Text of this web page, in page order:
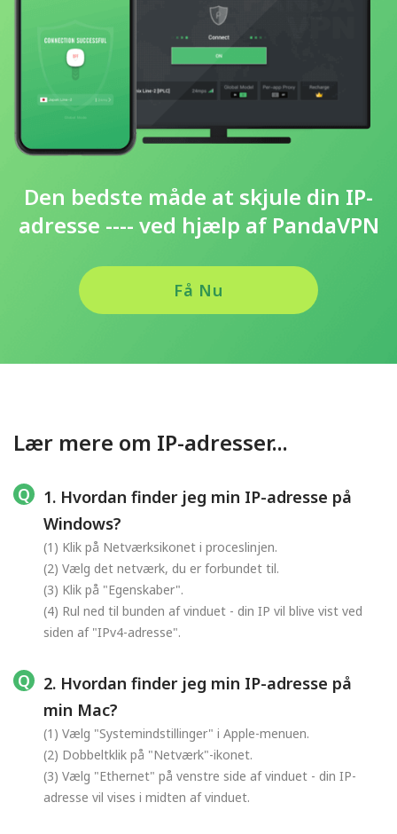
Den bedste måde at skjule din IP-
adresse ---- ved hjælp af PandaVPN
Få Nu
Lær mere om IP-adresser...
1. Hvordan finder jeg min IP-adresse på
Windows?
(1) Klik på Netværksikonet i proceslinjen.
(2) Vælg det netværk, du er forbundet til.
(3) Klik på "Egenskaber".
(4) Rul ned til bunden af vinduet - din IP vil blive vist ved
siden af "IPv4-adresse".
2. Hvordan finder jeg min IP-adresse på
min Mac?
(1) Vælg "Systemindstillinger" i Apple-menuen.
(2) Dobbeltklik på "Netværk"-ikonet.
(3) Vælg "Ethernet" på venstre side af vinduet - din IP-
adresse vil vises i midten af vinduet.